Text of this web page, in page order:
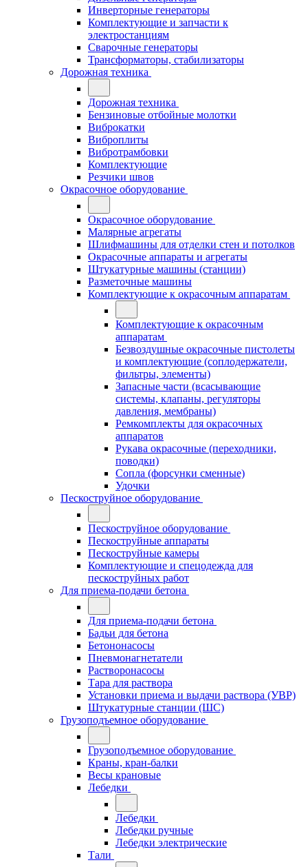
Инверторные генераторы
Комплектующие и запчасти к
электростанциям
Сварочные генераторы
Трансформаторы, стабилизаторы
Дорожная техника
Дорожная техника
Бензиновые отбойные молотки
Виброкатки
Виброплиты
Вибротрамбовки
Комплектующие
Резчики швов
Окрасочное оборудование
Окрасочное оборудование
Малярные агрегаты
Шлифмашины для отделки стен и потолков
Окрасочные аппараты и агрегаты
Штукатурные машины (станции)
Разметочные машины
Комплектующие к окрасочным аппаратам
Комплектующие к окрасочным
аппаратам
Безвоздушные окрасочные пистолеты
и комплектующие (соплодержатели,
фильтры, элементы)
Запасные части (всасывающие
системы, клапаны, регуляторы
давления, мембраны)
Ремкомплекты для окрасочных
аппаратов
Рукава окрасочные (переходники,
поводки)
Сопла (форсунки сменные)
Удочки
Пескоструйное оборудование
Пескоструйное оборудование
Пескоструйные аппараты
Пескоструйные камеры
Комплектующие и спецодежда для
пескоструйных работ
Для приема-подачи бетона
Для приема-подачи бетона
Бадьи для бетона
Бетононасосы
Пневмонагнетатели
Растворонасосы
Тара для раствора
Установки приема и выдачи раствора (УВР)
Штукатурные станции (ШС)
Грузоподъемное оборудование
Грузоподъемное оборудование
Краны, кран-балки
Весы крановые
Лебедки
Лебедки
Лебедки ручные
Лебедки электрические
Тали